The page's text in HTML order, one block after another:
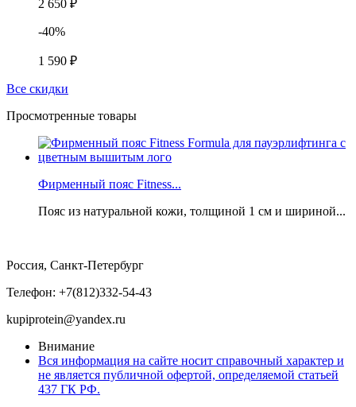
2 650 ₽
-40%
1 590 ₽
Все скидки
Просмотренные товары
Фирменный пояс Fitness...
Пояс из натуральной кожи, толщиной 1 см и шириной...
Россия, Санкт-Петербург
Телефон: +7(812)332-54-43
kupiprotein@yandex.ru
Внимание
Вся информация на сайте носит справочный характер и
не является публичной офертой, определяемой статьей
437 ГК РФ.